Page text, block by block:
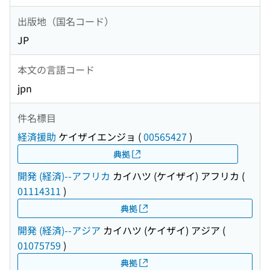
出版地（国名コード）
JP
本文の言語コード
jpn
件名標目
経済援助 ケイザイエンジョ (00565427 )
典拠
開発 (経済)--アフリカ カイハツ (ケイザイ) アフリカ (
01114311 )
典拠
開発 (経済)--アジア カイハツ (ケイザイ) アジア (
01075759 )
典拠